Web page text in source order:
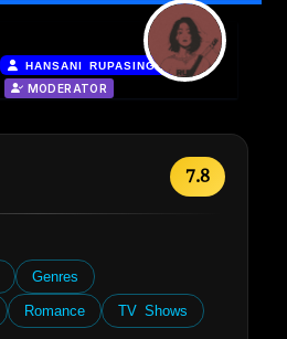
HANSANI RUPASINGHA |
MODERATOR
7.8
Genres
Romance TV Shows